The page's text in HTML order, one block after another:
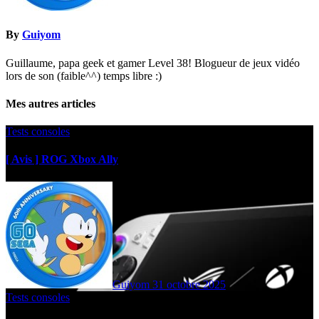
By Guiyom
Guillaume, papa geek et gamer Level 38! Blogueur de jeux vidéo
lors de son (faible^^) temps libre :)
Mes autres articles
Tests consoles
[ Avis ] ROG Xbox Ally
Guiyom 31 octobre 2025
Tests consoles